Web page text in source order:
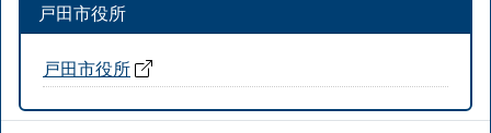
戸田市役所
戸田市役所